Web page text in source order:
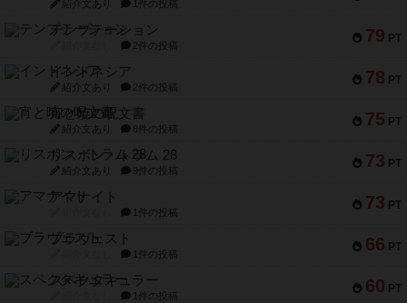
紹介文あり 1件の投稿
79 PT
テンプテーション
2件の投稿
78 PT
インドネシア
紹介文あり 2件の投稿
75 PT
宵と暁の呪文書
紹介文あり 8件の投稿
73 PT
リスボン・トラム 28
紹介文あり 9件の投稿
73 PT
アマナイト
1件の投稿
66 PT
ブラヴェスト
1件の投稿
60 PT
スペクタキュラー
1件の投稿